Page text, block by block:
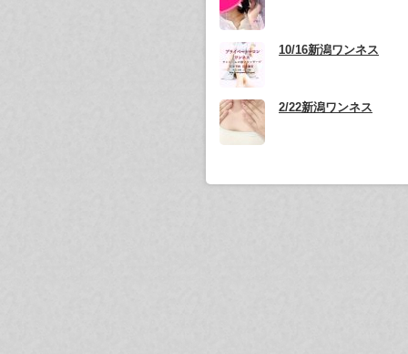
10/16新潟ワンネス
2/22新潟ワンネス